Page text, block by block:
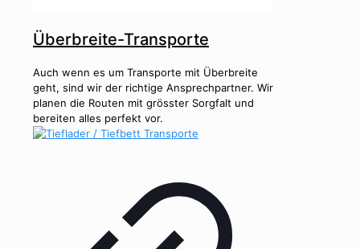
Überbreite-Transporte
Auch wenn es um Transporte mit Überbreite
geht, sind wir der richtige Ansprechpartner. Wir
planen die Routen mit grösster Sorgfalt und
bereiten alles perfekt vor.